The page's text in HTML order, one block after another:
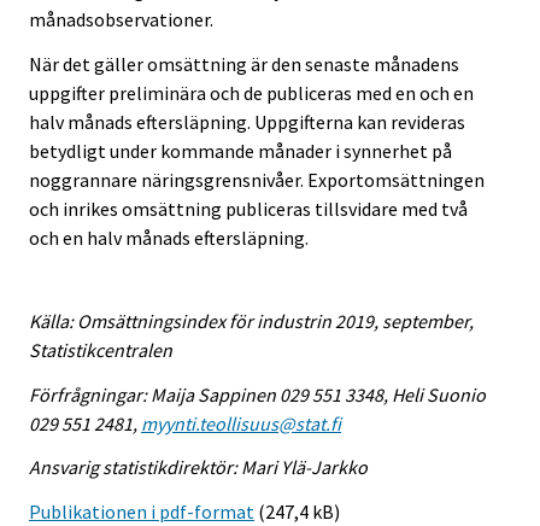
månadsobservationer.
När det gäller omsättning är den senaste månadens
uppgifter preliminära och de publiceras med en och en
halv månads eftersläpning. Uppgifterna kan revideras
betydligt under kommande månader i synnerhet på
noggrannare näringsgrensnivåer. Exportomsättningen
och inrikes omsättning publiceras tillsvidare med två
och en halv månads eftersläpning.
Källa: Omsättningsindex för industrin 2019, september,
Statistikcentralen
Förfrågningar: Maija Sappinen 029 551 3348, Heli Suonio
029 551 2481, myynti.teollisuus@stat.fi
Ansvarig statistikdirektör: Mari Ylä-Jarkko
Publikationen i pdf-format (247,4 kB)